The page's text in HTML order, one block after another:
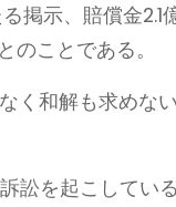
掲示、賠償金2.1
ことである。
く和解も求めな
訟を起こしてい